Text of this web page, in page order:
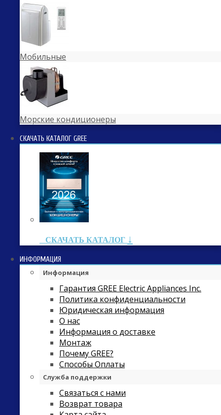
Мобильные
Морские кондиционеры
СКАЧАТЬ КАТАЛОГ GREE
СКАЧАТЬ КАТАЛОГ ↓
ИНФОРМАЦИЯ
Информация
Гарантия GREE Electric Appliances Inc.
Политика конфиденциальности
Юридическая информация
О нас
Информация о доставке
Монтаж
Почему GREE?
Способы Оплаты
Служба поддержки
Связаться с нами
Возврат товара